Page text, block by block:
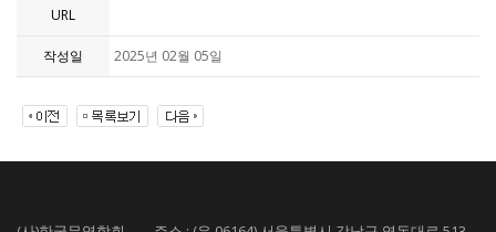
URL
작성일 2025년 02월 05일